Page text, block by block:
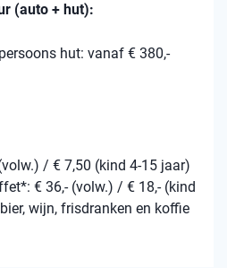
(auto + hut):
hut: vanaf € 380,-
/ € 7,50 (kind 4-15 jaar)
€ 36,- (volw.) / € 18,- (kind
wijn, frisdranken en koffie